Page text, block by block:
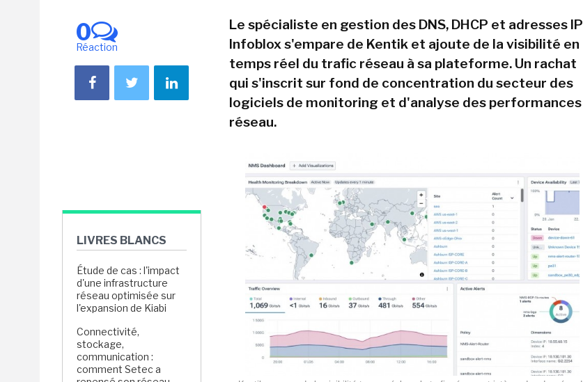
0
Réaction
LIVRES BLANCS
Étude de cas : l'impact
d'une infrastructure
réseau optimisée sur
l'expansion de Kiabi
Connectivité,
stockage,
communication :
comment Setec a
Le spécialiste en gestion des DNS, DHCP et adresses IP
Infoblox s'empare de Kentik et ajoute de la visibilité en
temps réel du trafic réseau à sa plateforme. Un rachat
qui s'inscrit sur fond de concentration du secteur des
logiciels de monitoring et d'analyse des performances
réseau.